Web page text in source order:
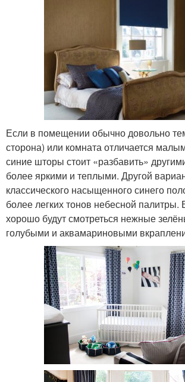
Если в помещении обычно довольно
сторона) или комната отличается
синие шторы стоит «разбавить»
более яркими и теплыми. Другой
классического насыщенного синего
более легких тонов небесной палитры.
хорошо будут смотреться нежные
голубыми и аквамариновыми